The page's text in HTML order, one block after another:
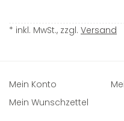
* inkl. MwSt., zzgl. Versand
Mein Konto
Mein Wunschzettel